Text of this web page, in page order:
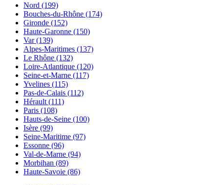
Nord (199)
Bouches-du-Rhône (174)
Gironde (152)
Haute-Garonne (150)
Var(139)
Alpes-Maritimes (137)
Le Rhône (132)
Loire-Atlantique (120)
Seine-et-Marne (117)
Yvelines (115)
Pas-de-Calais (112)
Hérault (111)
Paris (108)
Hauts-de-Seine (100)
Isère (99)
Seine-Maritime (97)
Essonne (96)
Val-de-Marne (94)
Morbihan (89)
Haute-Savoie (86)